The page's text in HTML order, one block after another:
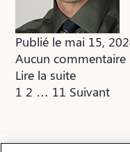
Publié le mai 15,
Aucun commentaire
Lire la suite
Pagination
publications
1 2 … 11 Suivant